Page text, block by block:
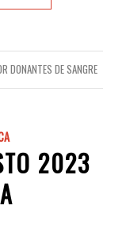
DONANTES DE SANGRE
2023